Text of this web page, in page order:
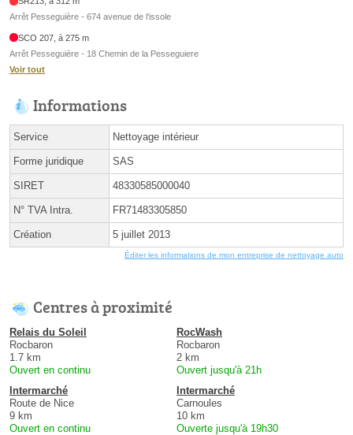
Arrêt Pesseguière - 674 avenue de l'issole
SCO 207, à 275 m
Arrêt Pesseguière - 18 Chemin de la Pesseguiere
Voir tout
Informations
Service Nettoyage intérieur
Forme juridique SAS
SIRET 48330585000040
N° TVA Intra. FR71483305850
Création 5 juillet 2013
Éditer les informations de mon entreprise de nettoyage auto
Centres à proximité
Relais du Soleil
Rocbaron
1.7 km
Ouvert en continu
RocWash
Rocbaron
2 km
Ouvert jusqu'à 21h
Intermarché
Route de Nice
9 km
Ouvert en continu
Intermarché
Carnoules
10 km
Ouverte jusqu'à 19h30